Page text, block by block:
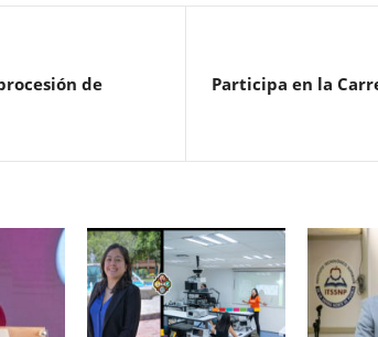
de
Participa en la